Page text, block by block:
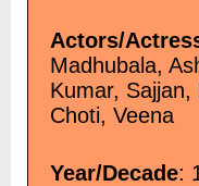
Actors/
Madhubala,
Kumar,
Choti, Veena
Year/Decade: